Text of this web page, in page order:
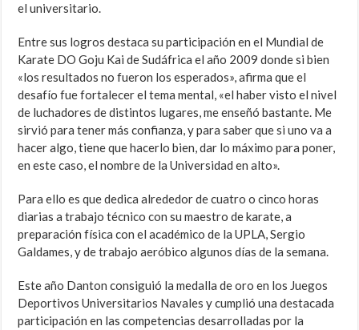
el universitario.
Entre sus logros destaca su participación en el Mundial de
Karate DO Goju Kai de Sudáfrica el año 2009 donde si bien
«los resultados no fueron los esperados», afirma que el
desafío fue fortalecer el tema mental, «el haber visto el nivel
de luchadores de distintos lugares, me enseñó bastante. Me
sirvió para tener más confianza, y para saber que si uno va a
hacer algo, tiene que hacerlo bien, dar lo máximo para poner,
en este caso, el nombre de la Universidad en alto».
Para ello es que dedica alrededor de cuatro o cinco horas
diarias a trabajo técnico con su maestro de karate, a
preparación física con el académico de la UPLA, Sergio
Galdames, y de trabajo aeróbico algunos días de la semana.
Este año Danton consiguió la medalla de oro en los Juegos
Deportivos Universitarios Navales y cumplió una destacada
participación en las competencias desarrolladas por la